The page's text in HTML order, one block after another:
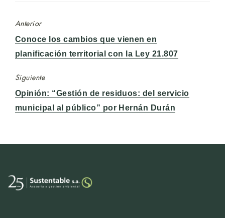
Anterior
Entrada
anterior:
Conoce los cambios que vienen en
planificación territorial con la Ley 21.807
Siguiente
Entrada
siguiente:
Opinión: “Gestión de residuos: del servicio
municipal al público” por Hernán Durán